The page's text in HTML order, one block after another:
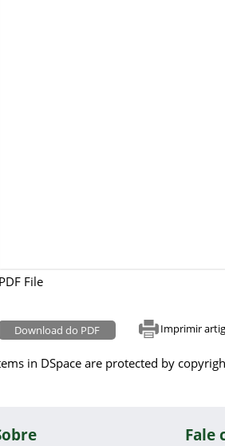
PDF File
Download do PDF Imprimir
in DSpace are protected by
Fale